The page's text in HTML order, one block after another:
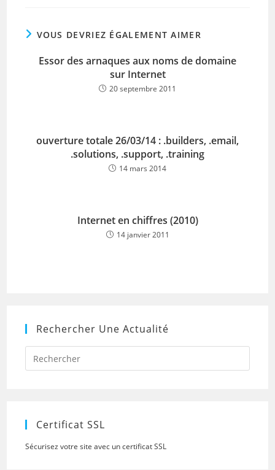
VOUS DEVRIEZ ÉGALEMENT AIMER
Essor des arnaques aux noms de domaine
sur Internet
20 septembre 2011
ouverture totale 26/03/14 : .builders, .email,
.solutions, .support, .training
14 mars 2014
Internet en chiffres (2010)
14 janvier 2011
Rechercher Une Actualité
Press
to
Certificat SSL
Sécurisez votre site avec un certificat SSL